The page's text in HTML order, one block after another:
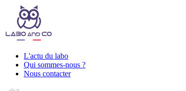
L'actu du labo
Qui sommes-nous ?
Nous contacter